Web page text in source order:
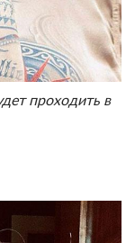
проходить в